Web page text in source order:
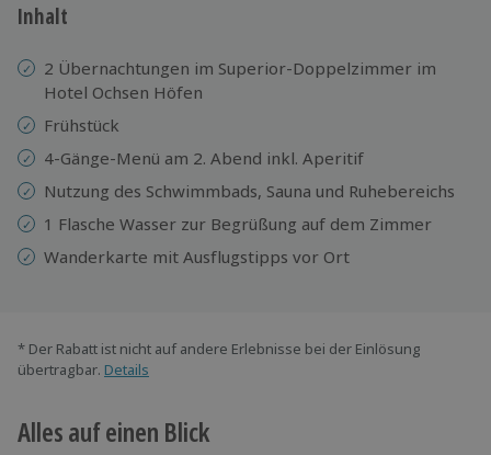
Inhalt
2 Übernachtungen im Superior-Doppelzimmer im
Hotel Ochsen Höfen
Frühstück
4-Gänge-Menü am 2. Abend inkl. Aperitif
Nutzung des Schwimmbads, Sauna und Ruhebereichs
1 Flasche Wasser zur Begrüßung auf dem Zimmer
Wanderkarte mit Ausflugstipps vor Ort
* Der Rabatt ist nicht auf andere Erlebnisse bei der Einlösung
übertragbar. Details
Alles auf einen Blick